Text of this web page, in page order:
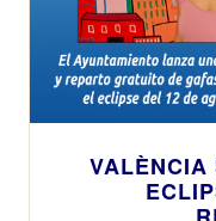
VALÈNCIA